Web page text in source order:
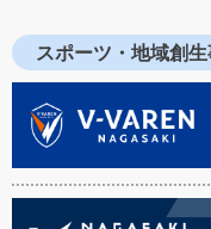
スポーツ・地域創